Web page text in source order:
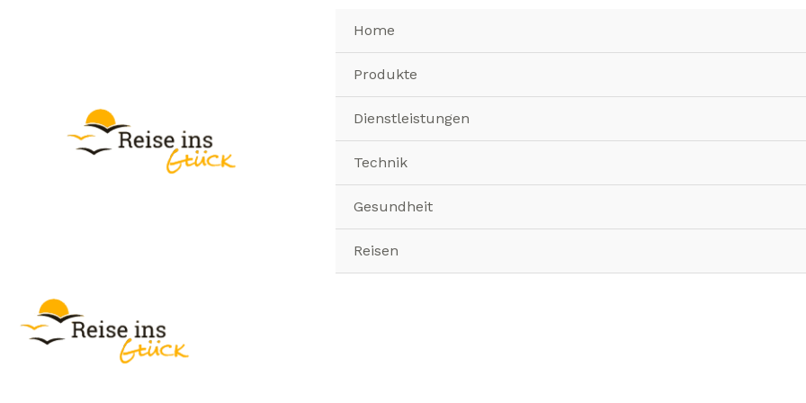
Home
Produkte
Dienstleistungen
Technik
Gesundheit
Reisen